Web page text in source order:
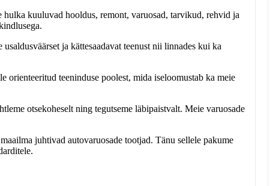
kuuluvad hooldus, remont, varuosad, tarvikud, rehvid ja
ja kättesaadavat teenust nii linnades kui ka
orienteeritud teeninduse poolest, mida iseloomustab ka meie
otsekoheselt ning tegutseme läbipaistvalt. Meie varuosade
juhtivad autovaruosade tootjad. Tänu sellele pakume